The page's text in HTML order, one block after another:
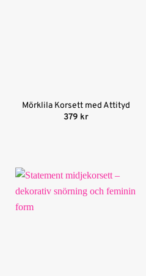
Mörklila Korsett med Attityd
379 kr